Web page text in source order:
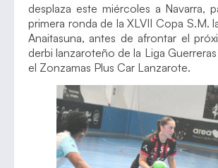
desplaza este miércoles a Navarra,
primera ronda de la XLVII Copa S.M.
Anaitasuna, antes de afrontar el
derbi lanzaroteño de la Liga
el Zonzamas Plus Car Lanzarote.